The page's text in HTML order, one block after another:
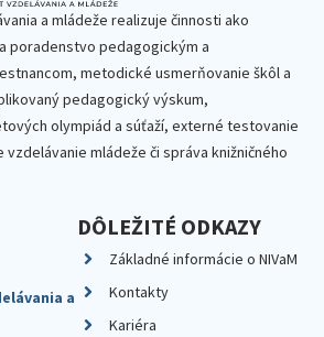
a mládeže realizuje činnosti ako
poradenstvo pedagogickým a
metodické usmerňovanie škôl a
pedagogický výskum,
olympiád a súťaží, externé testovanie
vzdelávanie mládeže či správa knižničného
a
DÔLEŽITÉ ODKAZY
Základné informácie o NIVaM
Kontakty
Kariéra